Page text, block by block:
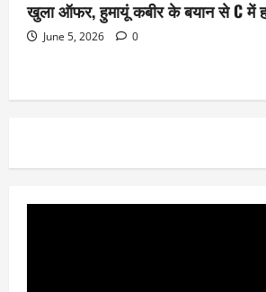
खुला ऑफर, हुमायूं कबीर के बयान से C में
June 5, 2026 0